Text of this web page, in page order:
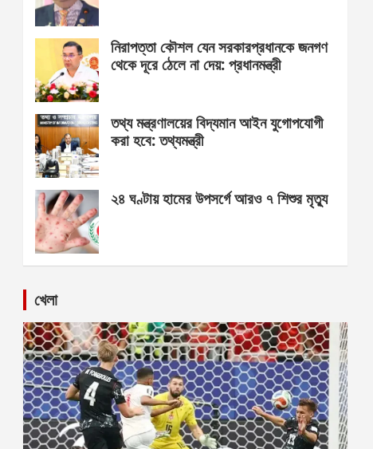
নিরাপত্তা কৌশল যেন সরকারপ্রধানকে জনগণ
থেকে দূরে ঠেলে না দেয়: প্রধানমন্ত্রী
তথ্য মন্ত্রণালয়ের বিদ্যমান আইন যুগোপযোগী
করা হবে: তথ্যমন্ত্রী
২৪ ঘণ্টায় হামের উপসর্গে আরও ৭ শিশুর মৃত্যু
খেলা